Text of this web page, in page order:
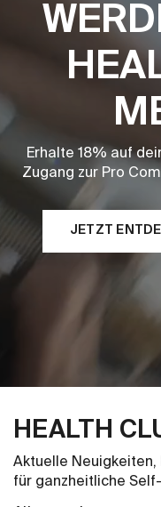
Erhalte 18% auf
Zugang zur Pro
JETZT
HEALTH
Aktuelle Neuigkeiten,
für ganzheitliche